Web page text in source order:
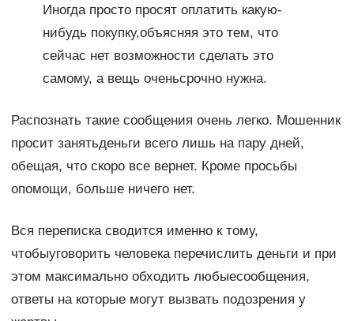
Иногда просто просят оплатить какую-
нибудь покупку,объясняя это тем, что
сейчас нет возможности сделать это
самому, а вещь оченьсрочно нужна.
Распознать такие сообщения очень легко. Мошенник
просит занятьденьги всего лишь на пару дней,
обещая, что скоро все вернет. Кроме просьбы
опомощи, больше ничего нет.
Вся переписка сводится именно к тому,
чтобыуговорить человека перечислить деньги и при
этом максимально обходить любыесообщения,
ответы на которые могут вызвать подозрения у